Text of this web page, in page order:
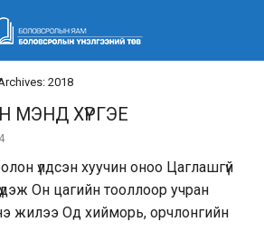
2018
ХҮРГЭЕ
үлдсэн хуучин оноо Цаглашгүй
Он цагийн тооллоор учран
жилээ Од хийморь, орчлонгийн